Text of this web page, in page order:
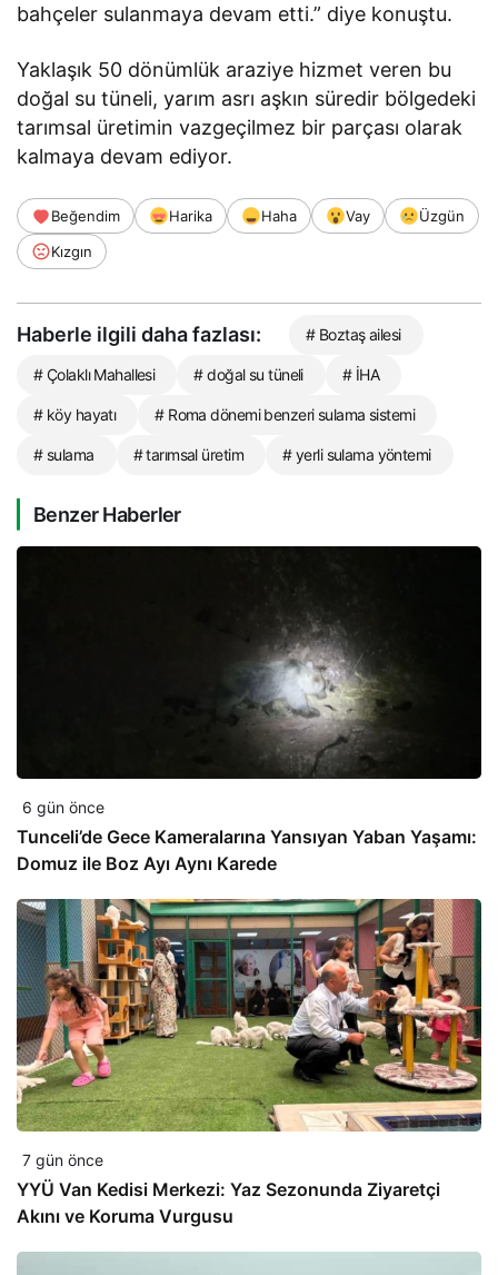
bahçeler sulanmaya devam etti.” diye konuştu.
Yaklaşık 50 dönümlük araziye hizmet veren bu
doğal su tüneli, yarım asrı aşkın süredir bölgedeki
tarımsal üretimin vazgeçilmez bir parçası olarak
kalmaya devam ediyor.
Beğendim Harika Haha Vay
Üzgün
Kızgın
Haberle ilgili daha fazlası: # Boztaş ailesi
# Çolaklı Mahallesi # doğal su tüneli # İHA
# köy hayatı # Roma dönemi benzeri sulama sistemi
# sulama # tarımsal üretim # yerli sulama yöntemi
Benzer Haberler
6 gün önce
Tunceli’de Gece Kameralarına Yansıyan Yaban Yaşamı:
Domuz ile Boz Ayı Aynı Karede
7 gün önce
YYÜ Van Kedisi Merkezi: Yaz Sezonunda Ziyaretçi
Akını ve Koruma Vurgusu